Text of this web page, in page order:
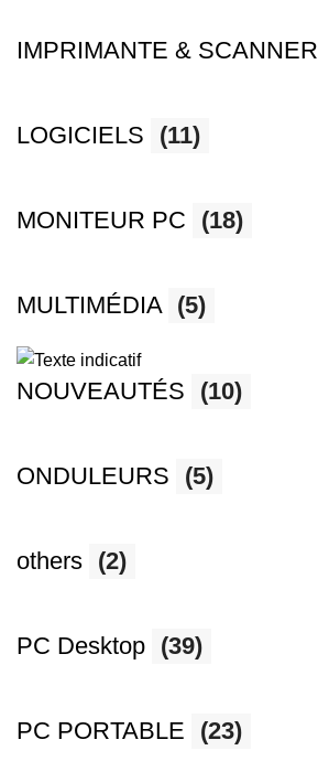
IMPRIMANTE & SCANNER
LOGICIELS (11)
MONITEUR PC (18)
MULTIMÉDIA (5)
NOUVEAUTÉS (10)
ONDULEURS (5)
others (2)
PC Desktop (39)
PC PORTABLE (23)